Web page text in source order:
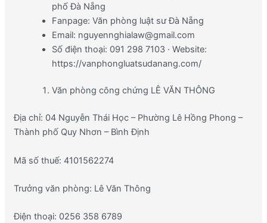
phố Đà Nẵng
Fanpage: Văn phòng luật sư Đà Nẵng
Email: nguyennghialaw@gmail.com
Số điện thoại: 091 298 7103 · Website:
https://vanphongluatsudanang.com/
Văn phòng công chứng LÊ VĂN THÔNG
Địa chỉ: 04 Nguyễn Thái Học – Phường Lê Hồng Phong –
Thành phố Quy Nhơn – Bình Định
Mã số thuế: 4101562274
Trưởng văn phòng: Lê Văn Thông
Điện thoại: 0256 358 6789